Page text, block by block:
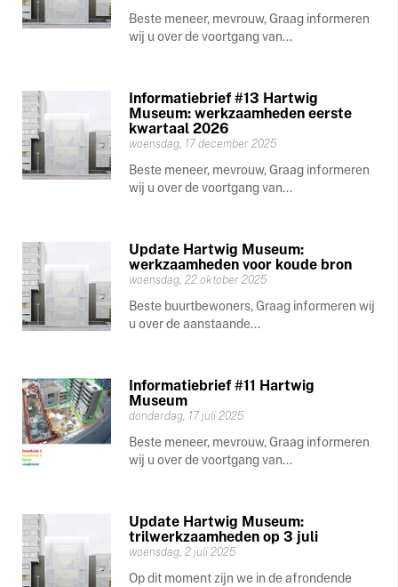
Beste meneer, mevrouw, Graag informeren
wij u over de voortgang van...
Informatiebrief #13 Hartwig
Museum: werkzaamheden eerste
kwartaal 2026
woensdag, 17 december 2025
Beste meneer, mevrouw, Graag informeren
wij u over de voortgang van...
Update Hartwig Museum:
werkzaamheden voor koude bron
woensdag, 22 oktober 2025
Beste buurtbewoners, Graag informeren wij
u over de aanstaande...
Informatiebrief #11 Hartwig
Museum
donderdag, 17 juli 2025
Beste meneer, mevrouw, Graag informeren
wij u over de voortgang van...
Update Hartwig Museum:
trilwerkzaamheden op 3 juli
woensdag, 2 juli 2025
Op dit moment zijn we in de afrondende